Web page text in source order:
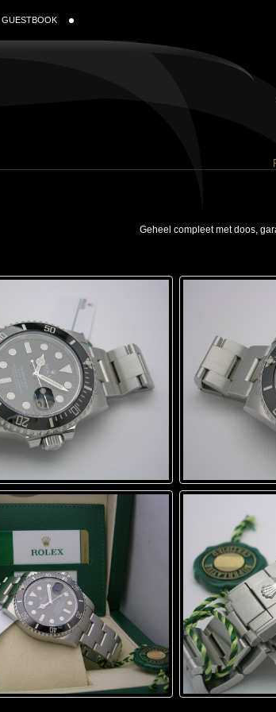
GUESTBOOK
Geheel compleet met doos,